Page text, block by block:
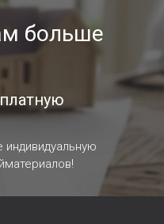
больше
индивидуальную